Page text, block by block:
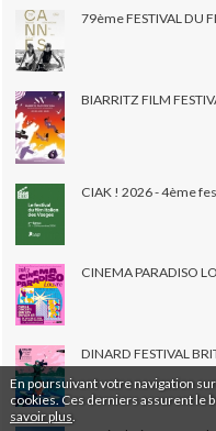
En poursuivant votre navigation
cookies. Ces derniers assurent le
savoir plus
79ème FESTIVAL DU
BIARRITZ FILM
CIAK ! 2026 - 4ème
CINEMA PARADISO
DINARD FESTIVAL